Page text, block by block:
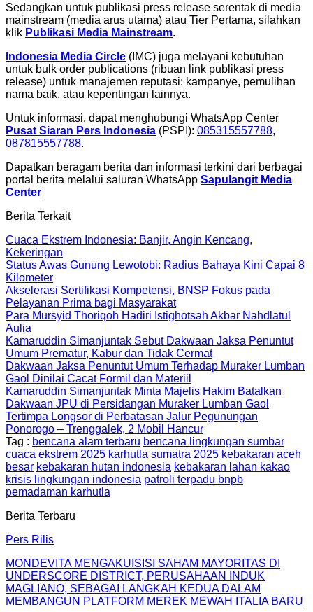
Sedangkan untuk publikasi press release serentak di media
mainstream (media arus utama) atau Tier Pertama, silahkan
klik Publikasi Media Mainstream.
Indonesia Media Circle (IMC) juga melayani kebutuhan
untuk bulk order publications (ribuan link publikasi press
release) untuk manajemen reputasi: kampanye, pemulihan
nama baik, atau kepentingan lainnya.
Untuk informasi, dapat menghubungi WhatsApp Center
Pusat Siaran Pers Indonesia (PSPI): 085315557788,
087815557788.
Dapatkan beragam berita dan informasi terkini dari berbagai
portal berita melalui saluran WhatsApp Sapulangit Media
Center
Berita Terkait
Cuaca Ekstrem Indonesia: Banjir, Angin Kencang,
Kekeringan
Status Awas Gunung Lewotobi: Radius Bahaya Kini Capai 8
Kilometer
Akselerasi Sertifikasi Kompetensi, BNSP Fokus pada
Pelayanan Prima bagi Masyarakat
Para Mursyid Thoriqoh Hadiri Istighotsah Akbar Nahdlatul
Aulia
Kamaruddin Simanjuntak Sebut Dakwaan Jaksa Penuntut
Umum Prematur, Kabur dan Tidak Cermat
Dakwaan Jaksa Penuntut Umum Terhadap Muraker Lumban
Gaol Dinilai Cacat Formil dan Materiil
Kamaruddin Simanjuntak Minta Majelis Hakim Batalkan
Dakwaan JPU di Persidangan Muraker Lumban Gaol
Tertimpa Longsor di Perbatasan Jalur Pegunungan
Ponorogo – Trenggalek, 2 Mobil Hancur
Tag : bencana alam terbaru bencana lingkungan sumbar
cuaca ekstrem 2025 karhutla sumatra 2025 kebakaran aceh
besar kebakaran hutan indonesia kebakaran lahan kakao
krisis lingkungan indonesia patroli terpadu bnpb
pemadaman karhutla
Berita Terbaru
Pers Rilis
MONDEVITA MENGAKUISISI SAHAM MAYORITAS DI
UNDERSCORE DISTRICT, PERUSAHAAN INDUK
MAGLIANO, SEBAGAI LANGKAH KEDUA DALAM
MEMBANGUN PLATFORM MEREK MEWAH ITALIA BARU